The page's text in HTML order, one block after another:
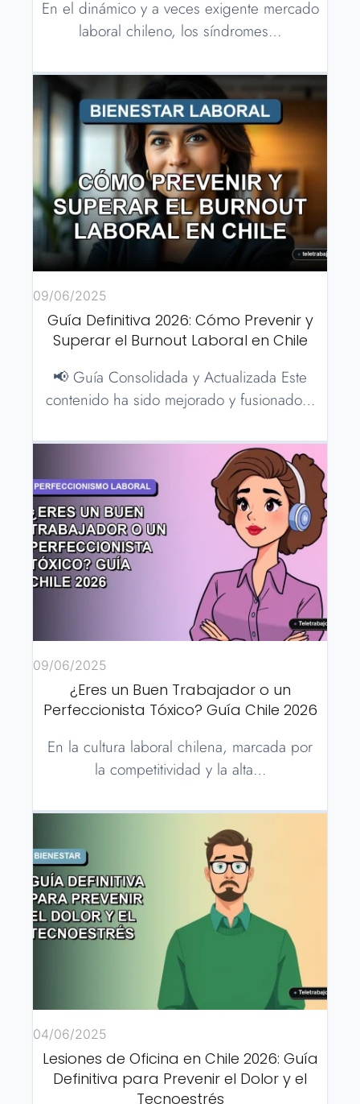
En el dinámico y a veces exigente mercado
laboral chileno, los síndromes…
09/06/2025
Guía Definitiva 2026: Cómo Prevenir y
Superar el Burnout Laboral en Chile
📢 Guía Consolidada y Actualizada Este
contenido ha sido mejorado y fusionado…
09/06/2025
¿Eres un Buen Trabajador o un
Perfeccionista Tóxico? Guía Chile 2026
En la cultura laboral chilena, marcada por
la competitividad y la alta…
04/06/2025
Lesiones de Oficina en Chile 2026: Guía
Definitiva para Prevenir el Dolor y el
Tecnoestrés